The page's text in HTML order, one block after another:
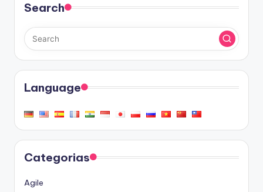
Search
Language
Categorias
Agile